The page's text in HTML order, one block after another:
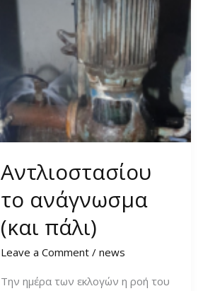
Αντλιοστασίου
το ανάγνωσμα
(και πάλι)
Leave a Comment / news
Την ημέρα των εκλογών η ροή του